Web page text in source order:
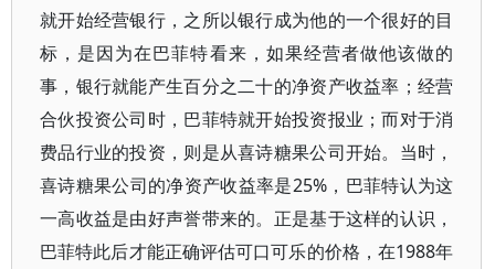
就开始经营银行，之所以银行成为他的一个很好的目
标，是因为在巴菲特看来，如果经营者做他该做的
事，银行就能产生百分之二十的净资产收益率；经营
合伙投资公司时，巴菲特就开始投资报业；而对于消
费品行业的投资，则是从喜诗糖果公司开始。当时，
喜诗糖果公司的净资产收益率是25%，巴菲特认为这
一高收益是由好声誉带来的。正是基于这样的认识，
巴菲特此后才能正确评估可口可乐的价格，在1988年